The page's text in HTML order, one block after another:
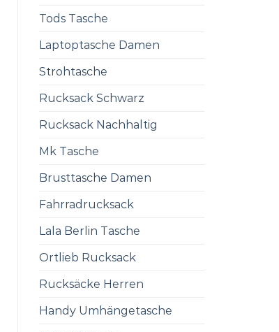
Tods Tasche
Laptoptasche Damen
Strohtasche
Rucksack Schwarz
Rucksack Nachhaltig
Mk Tasche
Brusttasche Damen
Fahrradrucksack
Lala Berlin Tasche
Ortlieb Rucksack
Rucksäcke Herren
Handy Umhängetasche